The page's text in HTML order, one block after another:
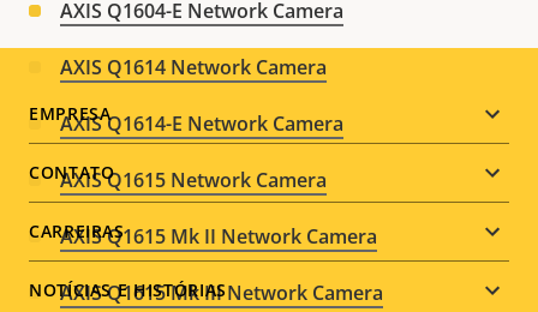
AXIS Q1604-E Network Camera
AXIS Q1614 Network Camera
AXIS Q1614-E Network Camera
AXIS Q1615 Network Camera
AXIS Q1615 Mk II Network Camera
AXIS Q1615 Mk III Network Camera
Footer
menu
EMPRESA
CONTATO
CARREIRAS
NOTÍCIAS E HISTÓRIAS